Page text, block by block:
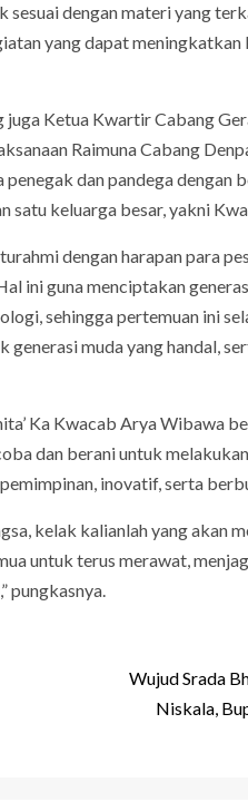
dengan materi yang
yang dapat
Ketua Kwartir Cabang
Raimuna Cabang
dan pandega
satu keluarga besar, yakni
dengan harapan para
ini guna menciptakan
sehingga pertemuan ini
muda yang handal,
Ka Kwacab Arya Wibawa
dan berani untuk
inovatif, serta
kelak kalianlah yang akan
untuk terus merawat,
pungkasnya.
Wujud Srada
Niskala,